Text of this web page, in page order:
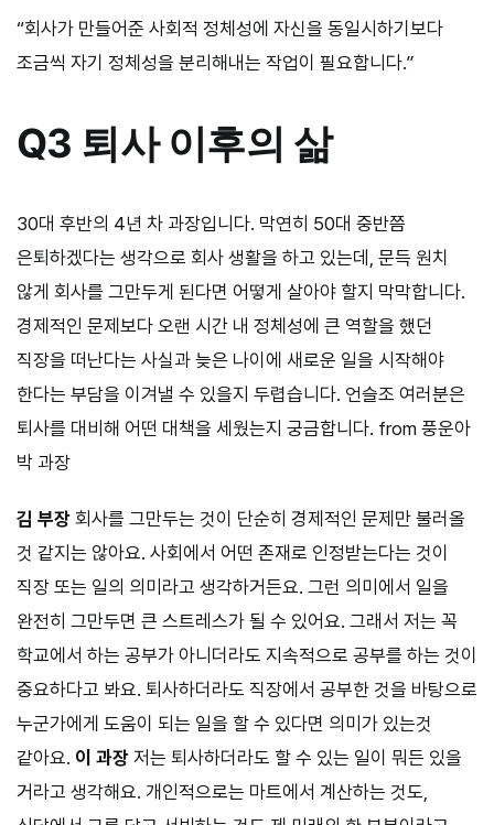
“회사가 만들어준 사회적 정체성에 자신을 동일시하기보다
조금씩 자기 정체성을 분리해내는 작업이 필요합니다.”
Q3 퇴사 이후의 삶
30대 후반의 4년 차 과장입니다. 막연히 50대 중반쯤
은퇴하겠다는 생각으로 회사 생활을 하고 있는데, 문득 원치
않게 회사를 그만두게 된다면 어떻게 살아야 할지 막막합니다.
경제적인 문제보다 오랜 시간 내 정체성에 큰 역할을 했던
직장을 떠난다는 사실과 늦은 나이에 새로운 일을 시작해야
한다는 부담을 이겨낼 수 있을지 두렵습니다. 언슬조 여러분은
퇴사를 대비해 어떤 대책을 세웠는지 궁금합니다. from 풍운아
박 과장
김 부장 회사를 그만두는 것이 단순히 경제적인 문제만 불러올
것 같지는 않아요. 사회에서 어떤 존재로 인정받는다는 것이
직장 또는 일의 의미라고 생각하거든요. 그런 의미에서 일을
완전히 그만두면 큰 스트레스가 될 수 있어요. 그래서 저는 꼭
학교에서 하는 공부가 아니더라도 지속적으로 공부를 하는 것이
중요하다고 봐요. 퇴사하더라도 직장에서 공부한 것을 바탕으로
누군가에게 도움이 되는 일을 할 수 있다면 의미가 있는것
같아요. 이 과장 저는 퇴사하더라도 할 수 있는 일이 뭐든 있을
거라고 생각해요. 개인적으로는 마트에서 계산하는 것도,